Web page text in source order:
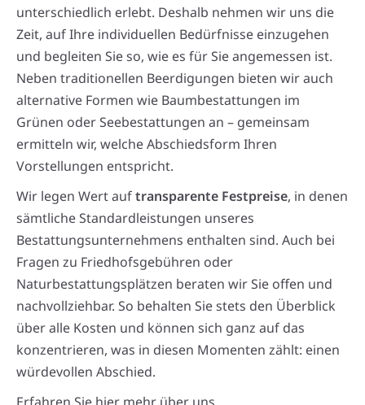
unterschiedlich erlebt. Deshalb nehmen wir uns die
Zeit, auf Ihre individuellen Bedürfnisse einzugehen
und begleiten Sie so, wie es für Sie angemessen ist.
Neben traditionellen Beerdigungen bieten wir auch
alternative Formen wie Baumbestattungen im
Grünen oder Seebestattungen an – gemeinsam
ermitteln wir, welche Abschiedsform Ihren
Vorstellungen entspricht.
Wir legen Wert auftransparente Festpreise, in denen
sämtliche Standardleistungen unseres
Bestattungsunternehmens enthalten sind. Auch bei
Fragen zu Friedhofsgebühren oder
Naturbestattungsplätzen beraten wir Sie offen und
nachvollziehbar. So behalten Sie stets den Überblick
über alle Kosten und können sich ganz auf das
konzentrieren, was in diesen Momenten zählt: einen
würdevollen Abschied.